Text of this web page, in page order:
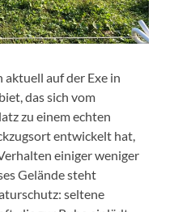
aktuell auf der Exe in
das sich vom
zu einem echten
entwickelt hat,
einiger weniger
Gelände steht
seltene